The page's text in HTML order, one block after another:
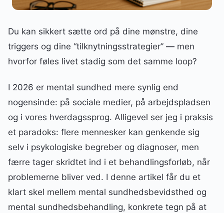
Du kan sikkert sætte ord på dine mønstre, dine
triggers og dine “tilknytningsstrategier” — men
hvorfor føles livet stadig som det samme loop?
I 2026 er mental sundhed mere synlig end
nogensinde: på sociale medier, på arbejdspladsen
og i vores hverdagssprog. Alligevel ser jeg i praksis
et paradoks: flere mennesker kan genkende sig
selv i psykologiske begreber og diagnoser, men
færre tager skridtet ind i et behandlingsforløb, når
problemerne bliver ved. I denne artikel får du et
klart skel mellem mental sundhedsbevidsthed og
mental sundhedsbehandling, konkrete tegn på at